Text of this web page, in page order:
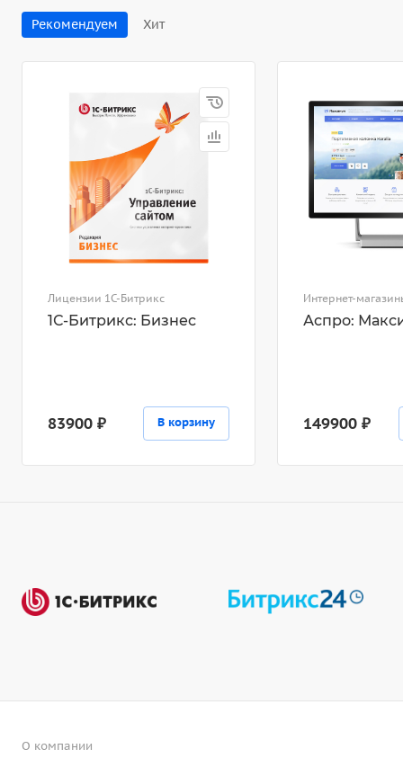
Рекомендуем Хит
Лицензии 1С-Битрикс
1С-Битрикс: Бизнес
83900 ₽ В корзину
Интернет-
Аспро:
149900 ₽
О компании